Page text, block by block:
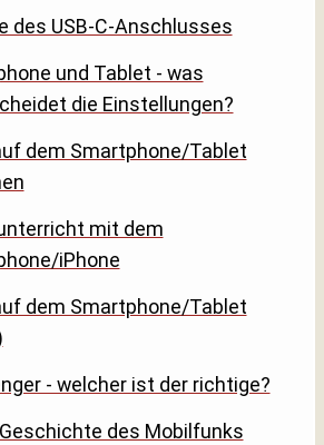
des USB-C-Anschlusses
und Tablet - was
die Einstellungen?
dem Smartphone/Tablet
mit dem
iPhone
dem Smartphone/Tablet
- welcher ist der richtige?
des Mobilfunks